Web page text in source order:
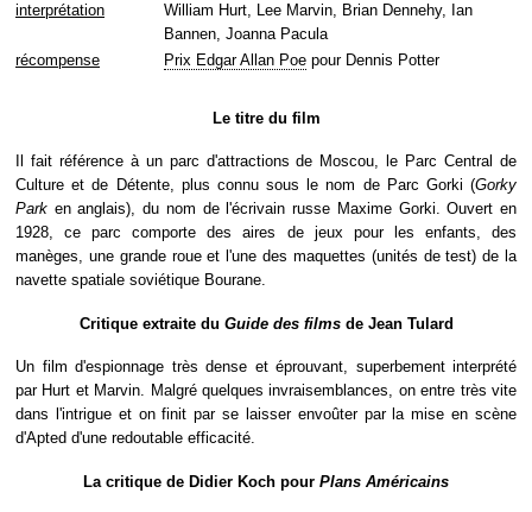
interprétation
William Hurt, Lee Marvin, Brian Dennehy, Ian
Bannen, Joanna Pacula
récompense
Prix Edgar Allan Poe pour Dennis Potter
Le titre du film
Il fait référence à un parc d'attractions de Moscou, le Parc Central de
Culture et de Détente, plus connu sous le nom de Parc Gorki (Gorky
Park en anglais), du nom de l'écrivain russe Maxime Gorki. Ouvert en
1928, ce parc comporte des aires de jeux pour les enfants, des
manèges, une grande roue et l'une des maquettes (unités de test) de la
navette spatiale soviétique Bourane.
Critique extraite du Guide des filmsde Jean Tulard
Un film d'espionnage très dense et éprouvant, superbement interprété
par Hurt et Marvin. Malgré quelques invraisemblances, on entre très vite
dans l'intrigue et on finit par se laisser envoûter par la mise en scène
d'Apted d'une redoutable efficacité.
La critique de Didier Koch pour Plans Américains